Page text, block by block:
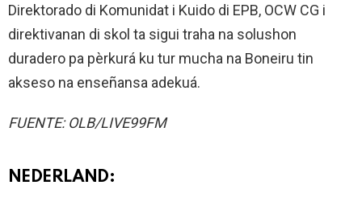
Direktorado di Komunidat i Kuido di EPB, OCW CG i
direktivanan di skol ta sigui traha na solushon
duradero pa pèrkurá ku tur mucha na Boneiru tin
akseso na enseñansa adekuá.
FUENTE: OLB/LIVE99FM
NEDERLAND: